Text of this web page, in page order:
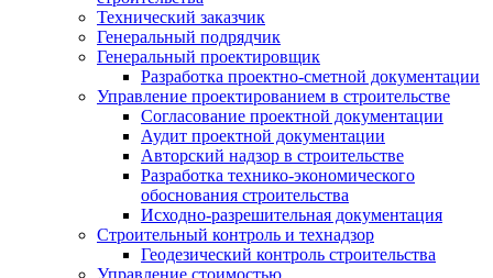
Технический заказчик
Генеральный подрядчик
Генеральный проектировщик
Разработка проектно-сметной документации
Управление проектированием в строительстве
Согласование проектной документации
Аудит проектной документации
Авторский надзор в строительстве
Разработка технико-экономического
обоснования строительства
Исходно-разрешительная документация
Строительный контроль и технадзор
Геодезический контроль строительства
Управление стоимостью